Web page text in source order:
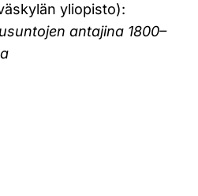
yliopisto):
antajina 1800–